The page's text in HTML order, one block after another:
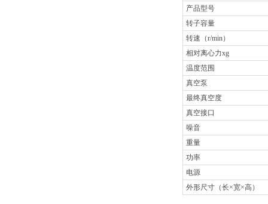
产品型号
转子容量
转速（r/min）
相对离心力xg
温度范围
真空泵
最终真空度
真空接口
噪音
重量
功率
电源
外形尺寸（长×宽×高）